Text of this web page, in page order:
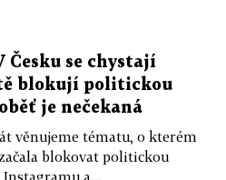
Česku se chystají
blokují politickou
je nečekaná
věnujeme tématu, o kterém
blokovat politickou
a...